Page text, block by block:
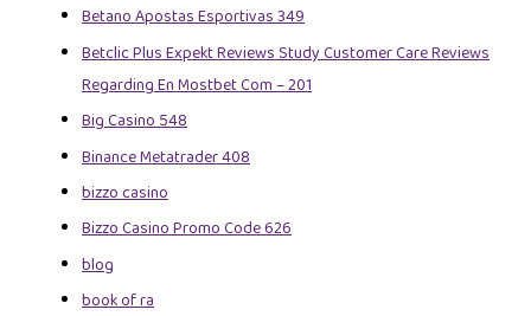
Betano Apostas Esportivas 349
Betclic Plus Expekt Reviews Study Customer Care Reviews
Regarding En Mostbet Com – 201
Big Casino 548
Binance Metatrader 408
bizzo casino
Bizzo Casino Promo Code 626
blog
book of ra